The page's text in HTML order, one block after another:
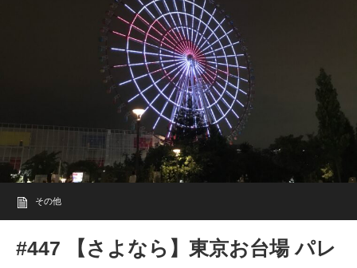
その他
#447 【さよなら】東京お台場 パレ